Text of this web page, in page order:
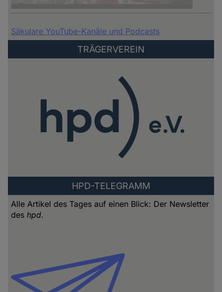
Säkulare YouTube-Kanäle und Podcasts
TRÄGERVEREIN
HPD-TELEGRAMM
Alle Artikel des Tages auf einen Blick: Der Newsletter
deshpd.